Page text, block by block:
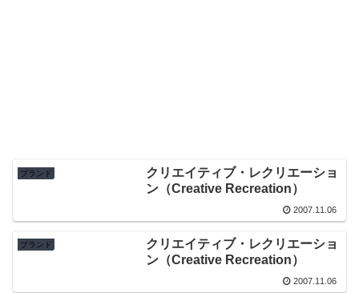
ブランド
クリエイティブ・レクリエーショ
ン（Creative Recreation）
2007.11.06
ブランド
クリエイティブ・レクリエーショ
ン（Creative Recreation）
2007.11.06